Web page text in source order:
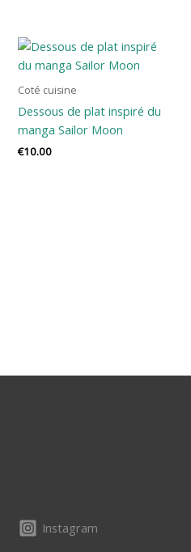
Coté cuisine
Dessous de plat inspiré du
manga Sailor Moon
€10.00
Instagram